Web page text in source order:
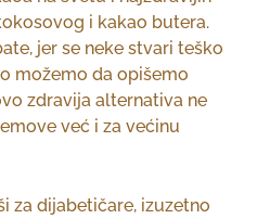
i kakao butera.
jer se neke stvari teško
možemo da opišemo
zdravija alternativa ne
već i za većinu
za dijabetičare, izuzetno